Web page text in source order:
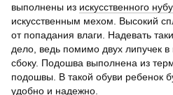
выполнены из искусственного
искусственным мехом. Высокий
от попадания влаги. Надевать
дело, ведь помимо двух липучек
сбоку. Подошва выполнена из
подошвы. В такой обуви ребенок
удобно и надежно.